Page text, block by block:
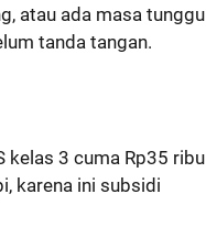
atau ada masa tunggu
tanda tangan.
kelas 3 cuma Rp35 ribu
karena ini subsidi